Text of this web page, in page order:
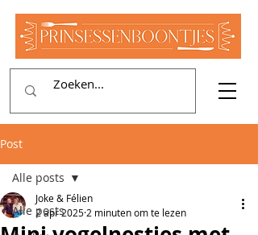
Post
Alle posts
Alle posts
Joke & Félien
2 apr 2025 2 minuten om te lezen